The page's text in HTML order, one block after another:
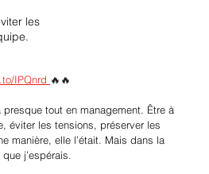
les
IPQnrd 🔥🔥
tout en management. Être à
éviter les tensions, préserver les
manière, elle l’était. Mais dans la
j’espérais.